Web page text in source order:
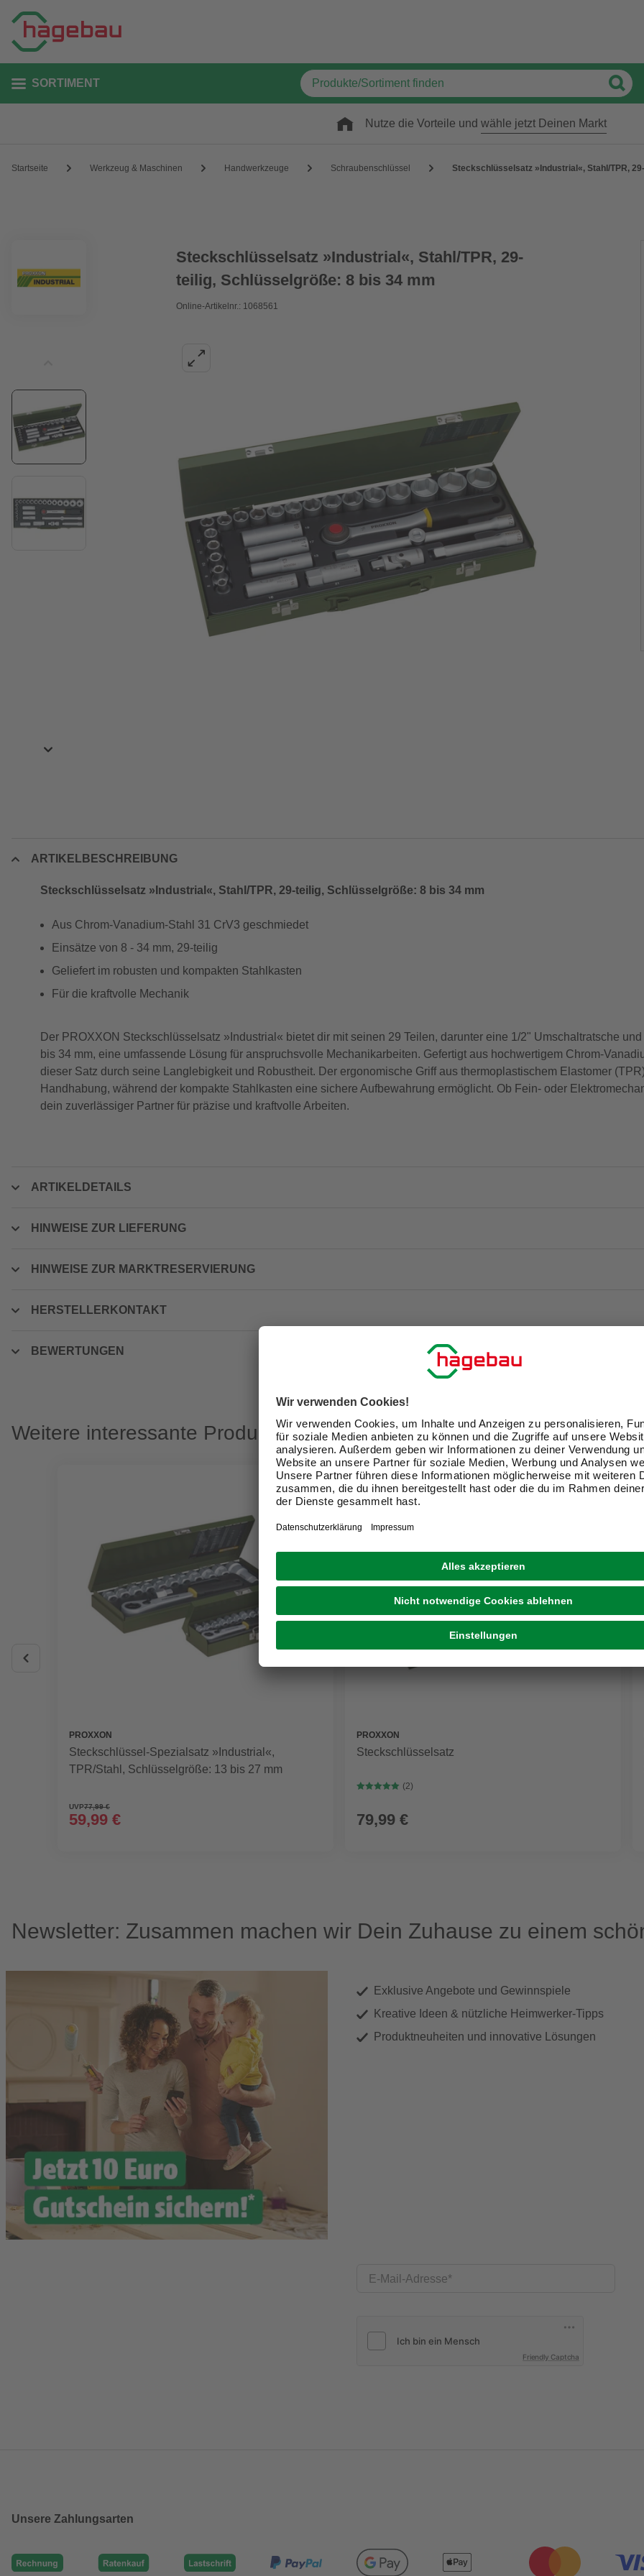
SORTIMENT
Nutze die Vorteile und wähle jetzt Deinen Markt
Startseite Werkzeug & Maschinen Handwerkzeuge Schraubenschlüssel Steckschlüsselsatz »Industrial«, Stahl/TPR,
Steckschlüsselsatz »Industrial«, Stahl/TPR, 29-
teilig, Schlüsselgröße: 8 bis 34 mm
Online-Artikelnr.: 1068561
ARTIKELBESCHREIBUNG
Steckschlüsselsatz »Industrial«, Stahl/TPR, 29-teilig, Schlüsselgröße: 8 bis 34 mm
Aus Chrom-Vanadium-Stahl 31 CrV3 geschmiedet
Einsätze von 8 - 34 mm, 29-teilig
Geliefert im robusten und kompakten Stahlkasten
Für die kraftvolle Mechanik
Der PROXXON Steckschlüsselsatz »Industrial« bietet dir mit seinen 29 Teilen, darunter eine 1/2" Umschaltratsche
bis 34 mm, eine umfassende Lösung für anspruchsvolle Mechanikarbeiten. Gefertigt aus hochwertigem Chrom-
dieser Satz durch seine Langlebigkeit und Robustheit. Der ergonomische Griff aus thermoplastischem Elastomer
Handhabung, während der kompakte Stahlkasten eine sichere Aufbewahrung ermöglicht. Ob Fein- oder
dein zuverlässiger Partner für präzise und kraftvolle Arbeiten.
ARTIKELDETAILS
HINWEISE ZUR LIEFERUNG
HINWEISE ZUR MARKTRESERVIERUNG
HERSTELLERKONTAKT
BEWERTUNGEN
Weitere interessante Produkte
PROXXON
Steckschlüssel-Spezialsatz »Industrial«,
TPR/Stahl, Schlüsselgröße: 13 bis 27 mm
UVP77,99 €
59,99 €
PROXXON
Steckschlüsselsatz
(2)
79,99 €
Newsletter: Zusammen machen wir Dein Zuhause zu einem
Exklusive Angebote und Gewinnspiele
Kreative Ideen & nützliche Heimwerker-Tipps
Produktneuheiten und innovative Lösungen
E-Mail-Adresse
Friendly Captcha
Unsere Zahlungsarten